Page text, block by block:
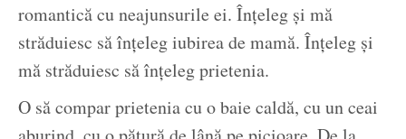
romantică cu neajunsurile ei. Înțeleg și mă
străduiesc să înțeleg iubirea de mamă. Înțeleg și
mă străduiesc să înțeleg prietenia.
O să compar prietenia cu o baie caldă, cu un ceai